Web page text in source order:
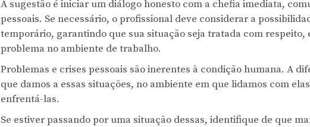
A sugestão é iniciar um diálogo honesto com a chefia imediata,
pessoais. Se necessário, o profissional deve considerar a
temporário, garantindo que sua situação seja tratada com respeito,
problema no ambiente de trabalho.
Problemas e crises pessoais são inerentes à condição humana. A
que damos a essas situações, no ambiente em que lidamos com
enfrentá-las.
Se estiver passando por uma situação dessas, identifique de que